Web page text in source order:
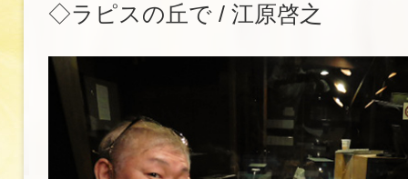
◇ラピスの丘で / 江原啓之